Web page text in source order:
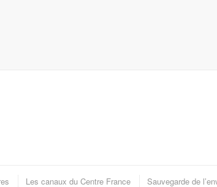
Les canaux du Centre France Sauvegarde de